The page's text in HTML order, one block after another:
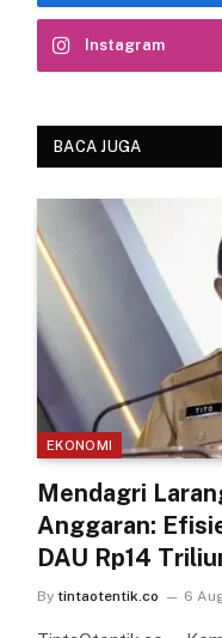
Instagram
BACA JUGA
EKONOMI
Mendagri
Anggaran:
DAU Rp14
By tintaotentik.co 6